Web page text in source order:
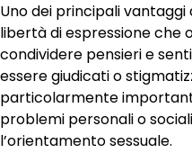
Uno dei principali
libertà di espressione che
condividere pensieri e
essere giudicati o
particolarmente
problemi personali o
l’orientamento sessuale.